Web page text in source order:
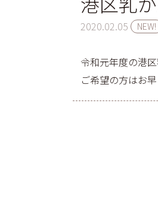
2020.02.05 NEW!
令和元年度の港
ご希望の方はお